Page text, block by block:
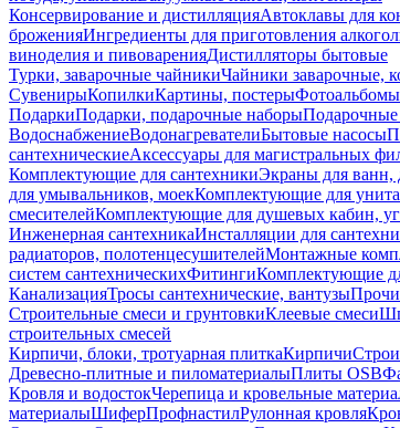
Консервирование и дистилляцияАвтоклавы для
броженияИнгредиенты для приготовления
виноделия и пивоваренияДистилляторы бытовые
Турки, заварочные чайникиЧайники заварочные,
СувенирыКопилкиКартины, постерыФотоальбомы
ПодаркиПодарки, подарочные наборыПодарочные
ВодоснабжениеВодонагревателиБытовые насосы
сантехническиеАксессуары для магистральных
Комплектующие для сантехникиЭкраны для ванн,
для умывальников, моекКомплектующие для
смесителейКомплектующие для душевых кабин,
Инженерная сантехникаИнсталляции для
радиаторов, полотенцесушителейМонтажные
систем сантехническихФитингиКомплектующие
КанализацияТросы сантехнические, вантузы
Строительные смеси и грунтовкиКлеевые смеси
строительных смесей
Кирпичи, блоки, тротуарная плиткаКирпичи
Древесно-плитные и пиломатериалыПлиты OSB
Кровля и водостокЧерепица и кровельные
материалыШиферПрофнастилРулонная кровля